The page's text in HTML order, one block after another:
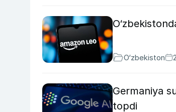
O‘zbekiston
Germaniya
topdi